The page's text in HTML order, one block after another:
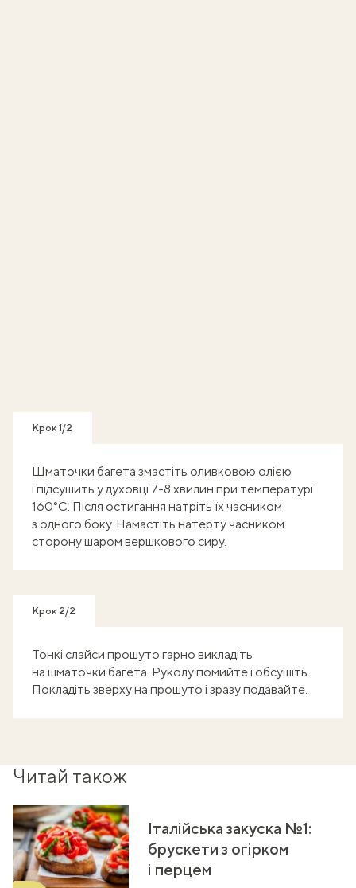
Крок 1/2
Шматочки багета змастіть оливковою олією
і підсушить у духовці 7-8 хвилин при температурі
160°C. Після остигання натріть їх часником
з одного боку. Намастіть натерту часником
сторону шаром вершкового сиру.
Крок 2/2
Тонкі слайси прошуто гарно викладіть
на шматочки багета. Руколу помийте і обсушіть.
Покладіть зверху на прошуто і зразу подавайте.
Читай також
Італійська закуска №1:
брускети з огірком
і перцем